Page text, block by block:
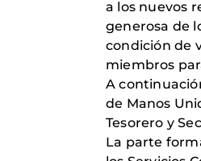
a los nuevos
generosa de
condición de
miembros
A
de Manos
Tesorero y
La parte